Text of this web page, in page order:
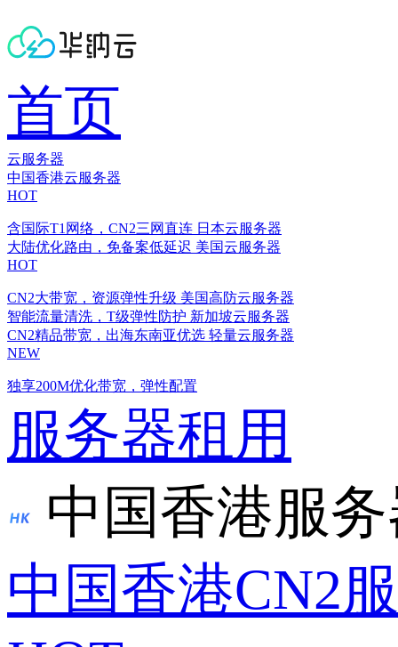
首页
云服务器
中国香港云服务器
HOT
含国际T1网络，CN2三网直连 日本云服务器
大陆优化路由，免备案低延迟 美国云服务器
HOT
CN2大带宽，资源弹性升级 美国高防云服务器
智能流量清洗，T级弹性防护 新加坡云服务器
CN2精品带宽，出海东南亚优选 轻量云服务器
NEW
独享200M优化带宽，弹性配置
服务器租用
中国香港服
中国香港CN2